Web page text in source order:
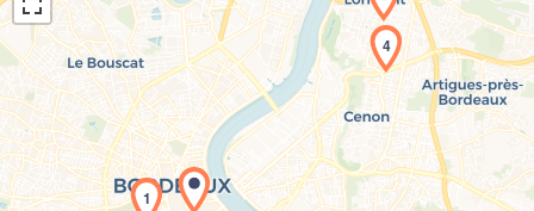
Chargement de la carte en cours...
1
4